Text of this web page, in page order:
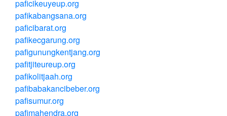
paficikeuyeup.org
pafikabangsana.org
paficibarat.org
pafikecgarung.org
pafigunungkentjang.org
pafitjiteureup.org
pafikolitjaah.org
pafibabakancibeber.org
pafisumur.org
pafimahendra.org